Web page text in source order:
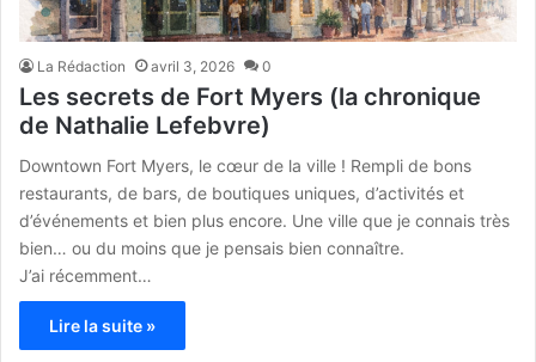
La Rédaction avril 3, 2026 0
Les secrets de Fort Myers (la chronique
de Nathalie Lefebvre)
Downtown Fort Myers, le cœur de la ville ! Rempli de bons
restaurants, de bars, de boutiques uniques, d’activités et
d’événements et bien plus encore. Une ville que je connais très
bien… ou du moins que je pensais bien connaître.
J’ai récemment…
Lire la suite »